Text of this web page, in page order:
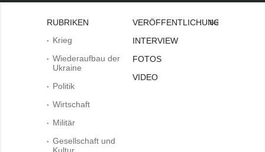
RUBRIKEN
Krieg
Wiederaufbau der
Ukraine
Politik
Wirtschaft
Militär
Gesellschaft und
Kultur
VERÖFFENTLICHUNGEN
INTERVIEW
FOTOS
VIDEO
Bei